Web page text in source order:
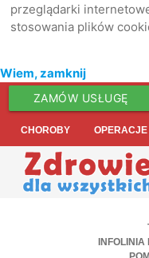
przeglądarki
stosowania plików
Wiem, zamknij
ZAMÓW USŁUGĘ
CHOROBY OPERACJE